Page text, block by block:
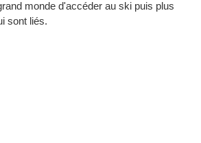
monde d'accéder au ski puis plus
sont liés.